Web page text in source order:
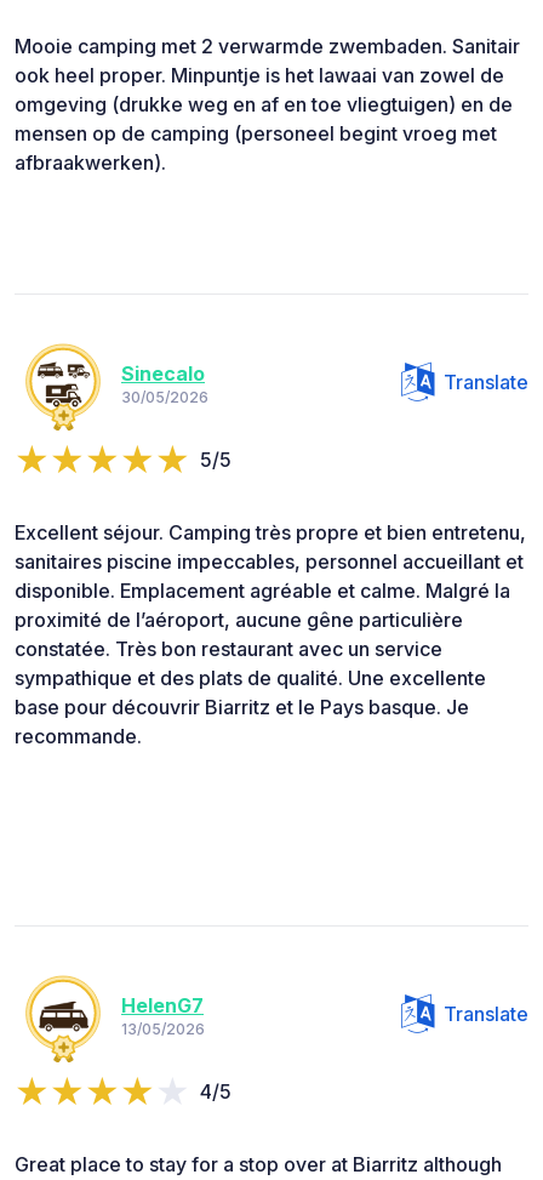
Mooie camping met 2 verwarmde zwembaden. Sanitair
ook heel proper. Minpuntje is het lawaai van zowel de
omgeving (drukke weg en af en toe vliegtuigen) en de
mensen op de camping (personeel begint vroeg met
afbraakwerken).
Sinecalo
30/05/2026
Translate
5/5
Excellent séjour. Camping très propre et bien entretenu,
sanitaires piscine impeccables, personnel accueillant et
disponible. Emplacement agréable et calme. Malgré la
proximité de l’aéroport, aucune gêne particulière
constatée. Très bon restaurant avec un service
sympathique et des plats de qualité. Une excellente
base pour découvrir Biarritz et le Pays basque. Je
recommande.
HelenG7
13/05/2026
Translate
4/5
Great place to stay for a stop over at Biarritz although